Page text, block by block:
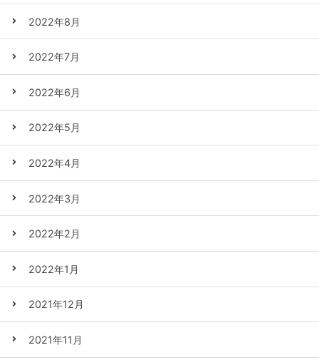
2022年8月
2022年7月
2022年6月
2022年5月
2022年4月
2022年3月
2022年2月
2022年1月
2021年12月
2021年11月